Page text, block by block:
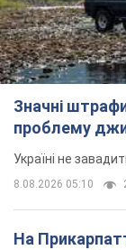
Значні штрафи
проблему
Україні не
8.08.2026 05:10
На